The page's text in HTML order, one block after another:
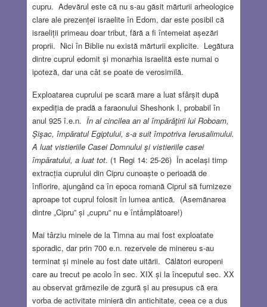
cupru. Adevărul este că nu s-au găsit mărturii arheologice
clare ale prezenței israelite în Edom, dar este posibil că
israeliții primeau doar tribut, fără a fi întemeiat așezări
proprii. Nici în Biblie nu există mărturii explicite. Legătura
dintre cuprul edomit și monarhia israelită este numai o
ipoteză, dar una cât se poate de verosimilă.
Exploatarea cuprului pe scară mare a luat sfârșit după
expediția de pradă a faraonului Sheshonk I, probabil în
anul 925 î.e.n. În al cincilea an al împărăţirii lui Roboam,
Şişac, împăratul Egiptului, s-a suit împotriva Ierusalimului.
A luat vistieriile Casei Domnului şi vistieriile casei
împăratului, a luat tot. (1 Regi 14: 25-26) În același timp
extracția cuprului din Cipru cunoaște o perioadă de
înflorire, ajungând ca în epoca romană Ciprul să furnizeze
aproape tot cuprul folosit în lumea antică. (Asemănarea
dintre „Cipru” și „cupru” nu e întâmplătoare!)
Mai târziu minele de la Timna au mai fost exploatate
sporadic, dar prin 700 e.n. rezervele de minereu s-au
terminat și minele au fost date uitării. Călători europeni
care au trecut pe acolo în sec. XIX și la începutul sec. XX
au observat grămezile de zgură și au presupus că era
vorba de activitate minieră din antichitate, ceea ce a dus